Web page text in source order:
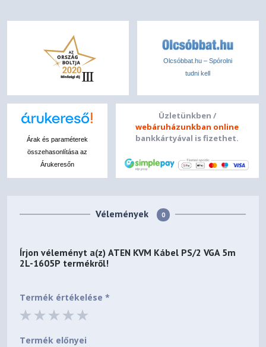
Olcsóbbat.hu – Spórolni
tudni kell
Árak és paraméterek
összehasonlítása az
Árukeresőn
Üzletünkben /
webáruházunkban online
bankkártyával is fizethet.
Vélemények 0
Írjon véleményt a(z)ATEN KVM Kábel PS/2 VGA 5m
2L-1605P termékről!
Termék értékelése *
Termék előnyei